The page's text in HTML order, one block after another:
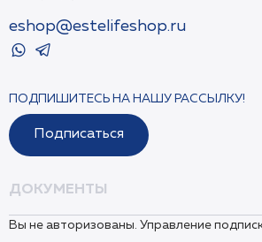
ДОКУМЕНТЫ
Вы не авторизованы. Управление
eshop@estelifeshop.ru
ПОДПИШИТЕСЬ НА НАШУ РАССЫЛКУ!
Подписаться